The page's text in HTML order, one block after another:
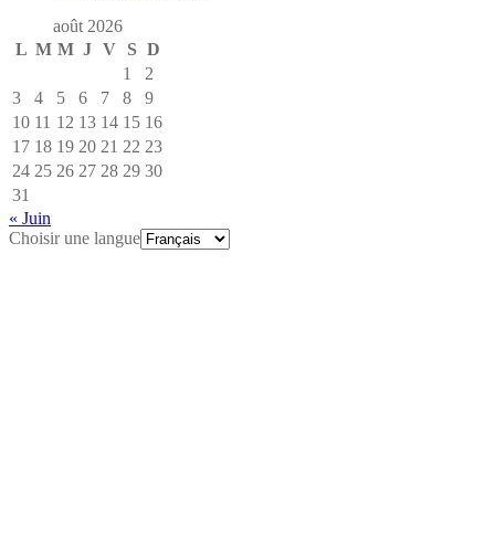
août 2026
L M M J V S D
1
2
3
4 5 6 7 8
9
10 11 12 13 14 15 16
17 18 19 20 21 22 23
24 25 26 27 28 29 30
31
« Juin
Choisir une langue